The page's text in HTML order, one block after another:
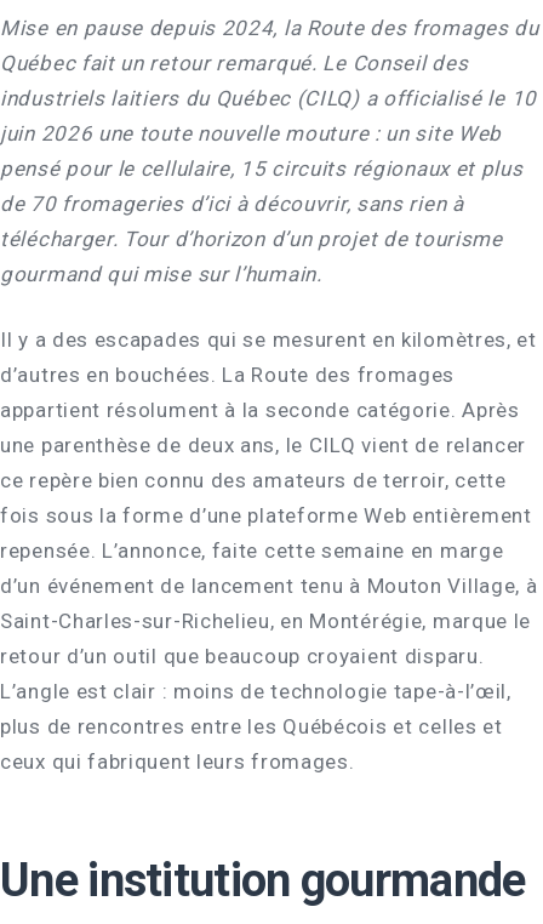
Mise en pause depuis 2024, la Route des fromages du
Québec fait un retour remarqué. Le Conseil des
industriels laitiers du Québec (CILQ) a officialisé le 10
juin 2026 une toute nouvelle mouture : un site Web
pensé pour le cellulaire, 15 circuits régionaux et plus
de 70 fromageries d’ici à découvrir, sans rien à
télécharger. Tour d’horizon d’un projet de tourisme
gourmand qui mise sur l’humain.
Il y a des escapades qui se mesurent en kilomètres, et
d’autres en bouchées. La Route des fromages
appartient résolument à la seconde catégorie. Après
une parenthèse de deux ans, le CILQ vient de relancer
ce repère bien connu des amateurs de terroir, cette
fois sous la forme d’une plateforme Web entièrement
repensée. L’annonce, faite cette semaine en marge
d’un événement de lancement tenu à Mouton Village, à
Saint-Charles-sur-Richelieu, en Montérégie, marque le
retour d’un outil que beaucoup croyaient disparu.
L’angle est clair : moins de technologie tape-à-l’œil,
plus de rencontres entre les Québécois et celles et
ceux qui fabriquent leurs fromages.
Une institution gourmande